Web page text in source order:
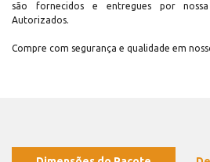
são fornecidos e entregues por nossa
Autorizados.
Compre com segurança e qualidade em